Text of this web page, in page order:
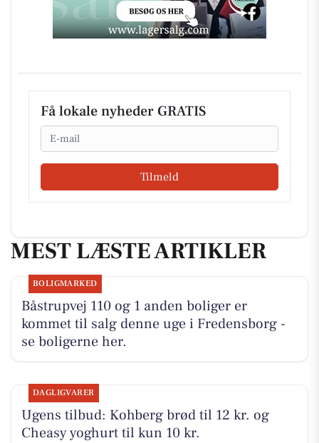
Få lokale nyheder GRATIS
Email
Tilmeld
MEST LÆSTE ARTIKLER
BOLIGMARKED
Båstrupvej 110 og 1 anden boliger er
kommet til salg denne uge i Fredensborg -
se boligerne her.
DAGLIGVARER
Ugens tilbud: Kohberg brød til 12 kr. og
Cheasy yoghurt til kun 10 kr.